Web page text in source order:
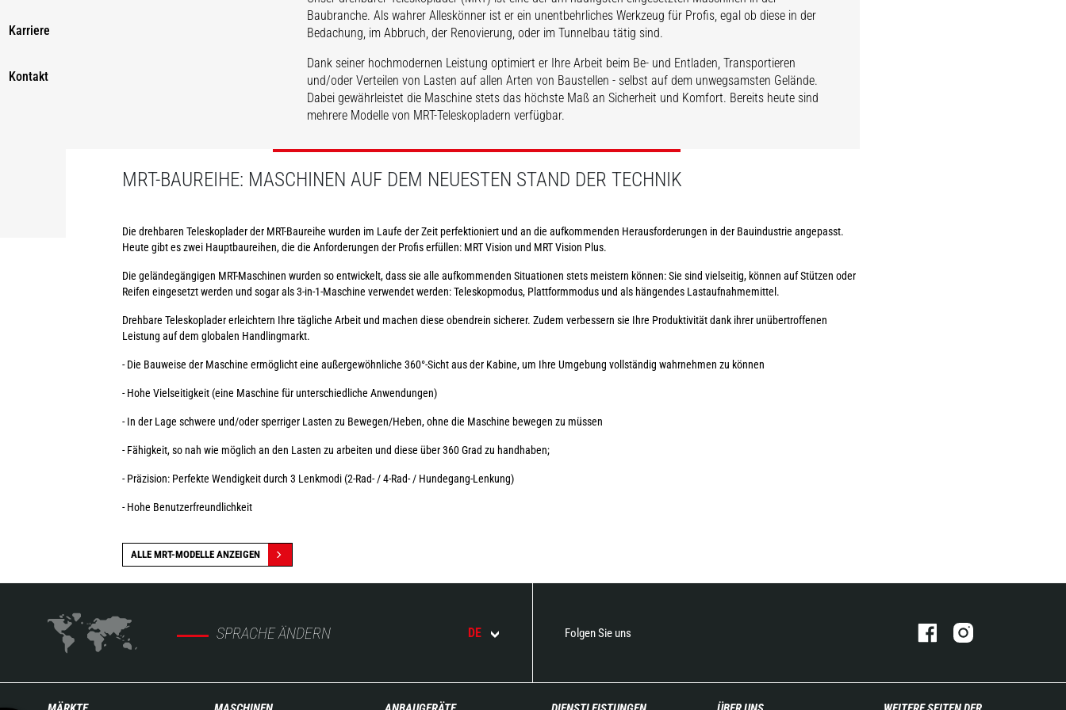
Karriere
Kontakt
Baubranche. Als wahrer Alleskönner ist er ein unentbehrliches Werkzeug für Profis, egal ob diese in der
Bedachung, im Abbruch, der Renovierung, oder im Tunnelbau tätig sind.
Dank seiner hochmodernen Leistung optimiert er Ihre Arbeit beim Be- und Entladen, Transportieren
und/oder Verteilen von Lasten auf allen Arten von Baustellen - selbst auf dem unwegsamsten Gelände.
Dabei gewährleistet die Maschine stets das höchste Maß an Sicherheit und Komfort. Bereits heute sind
mehrere Modelle von MRT-Teleskopladern verfügbar.
MRT Vision
MRT Vision
Plus
MRT-BAUREIHE: MASCHINEN AUF DEM NEUESTEN STAND DER TECHNIK
Die drehbaren Teleskoplader der MRT-Baureihe wurden im Laufe der Zeit perfektioniert und an die aufkommenden Herausforderungen in der Bauindustrie angepasst.
Heute gibt es zwei Hauptbaureihen, die die Anforderungen der Profis erfüllen: MRT Vision und MRT Vision Plus.
Die geländegängigen MRT-Maschinen wurden so entwickelt, dass sie alle aufkommenden Situationen stets meistern können: Sie sind vielseitig, können auf Stützen oder
Reifen eingesetzt werden und sogar als 3-in-1-Maschine verwendet werden: Teleskopmodus, Plattformmodus und als hängendes Lastaufnahmemittel.
Drehbare Teleskoplader erleichtern Ihre tägliche Arbeit und machen diese obendrein sicherer. Zudem verbessern sie Ihre Produktivität dank ihrer unübertroffenen
Leistung auf dem globalen Handlingmarkt.
- Die Bauweise der Maschine ermöglicht eine außergewöhnliche 360°-Sicht aus der Kabine, um Ihre Umgebung vollständig wahrnehmen zu können
- Hohe Vielseitigkeit (eine Maschine für unterschiedliche Anwendungen)
- In der Lage schwere und/oder sperriger Lasten zu Bewegen/Heben, ohne die Maschine bewegen zu müssen
- Fähigkeit, so nah wie möglich an den Lasten zu arbeiten und diese über 360 Grad zu handhaben;
- Präzision: Perfekte Wendigkeit durch 3 Lenkmodi (2-Rad- / 4-Rad- / Hundegang-Lenkung)
- Hohe Benutzerfreundlichkeit
ALLE MRT-MODELLE ANZEIGEN
SPRACHE ÄNDERN DE Folgen Sie uns